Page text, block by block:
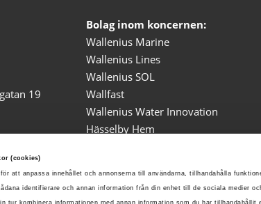
(cookies)
att anpassa innehållet och annonserna till användarna, tillhandahålla
identifierare och annan information från din enhet till de sociala medier
19
Bolag inom koncernen:
Wallenius Marine
Wallenius Lines
Wallenius SOL
Wallfast
Wallenius Water Innovation
Hässelby Hem
Menhammar Gård